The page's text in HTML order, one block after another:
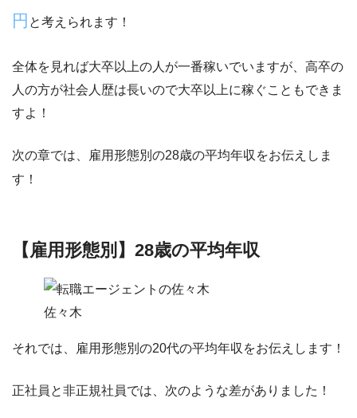
円 と考えられます！
全体を見れば大卒以上の人が一番稼いでいますが、高卒の
人の方が社会人歴は長いので大卒以上に稼ぐこともできま
すよ！
次の章では、雇用形態別の28歳の平均年収をお伝えしま
す！
【雇用形態別】28歳の平均年収
佐々木
それでは、 雇用形態別の20代の平均年収 をお伝えします！
正社員と非正規社員では、次のような差がありました！